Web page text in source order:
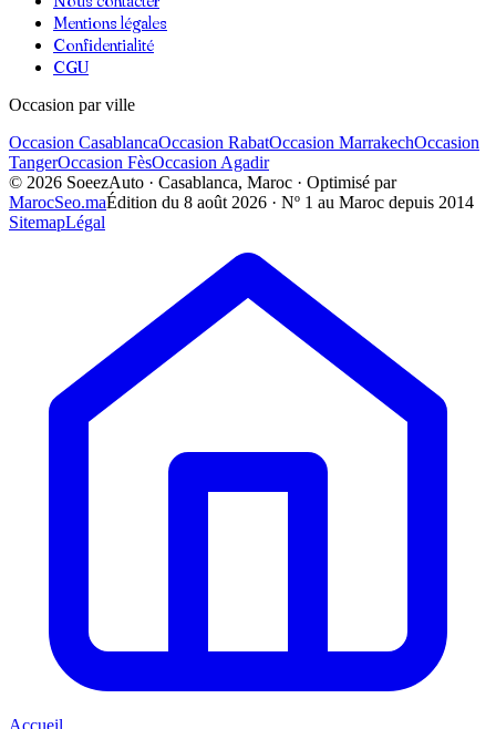
Mentions légales
Confidentialité
CGU
Occasion par ville
Occasion CasablancaOccasion RabatOccasion MarrakechOccasion
TangerOccasion FèsOccasion Agadir
© 2026 SoeezAuto · Casablanca, Maroc · Optimisé par
MarocSeo.maÉdition du 8 août 2026 · Nº 1 au Maroc depuis 2014
SitemapLégal
Accueil